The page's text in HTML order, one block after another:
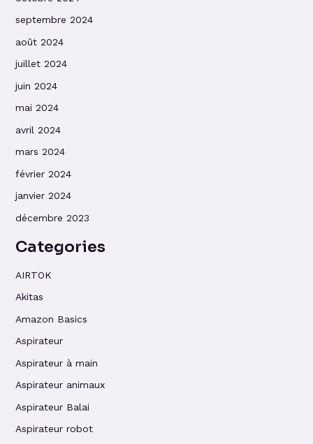
septembre 2024
août 2024
juillet 2024
juin 2024
mai 2024
avril 2024
mars 2024
février 2024
janvier 2024
décembre 2023
Categories
AIRTOK
Akitas
Amazon Basics
Aspirateur
Aspirateur à main
Aspirateur animaux
Aspirateur Balai
Aspirateur robot